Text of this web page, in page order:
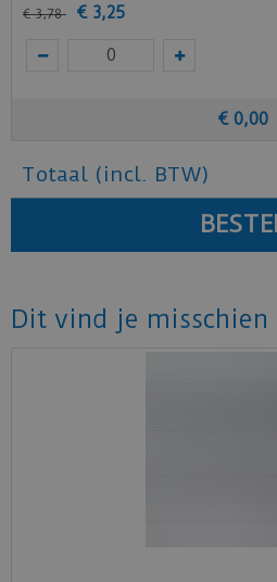
€ 3,78 € 3,25
€ 0,00
Totaal (incl. BTW)
Dit vind je